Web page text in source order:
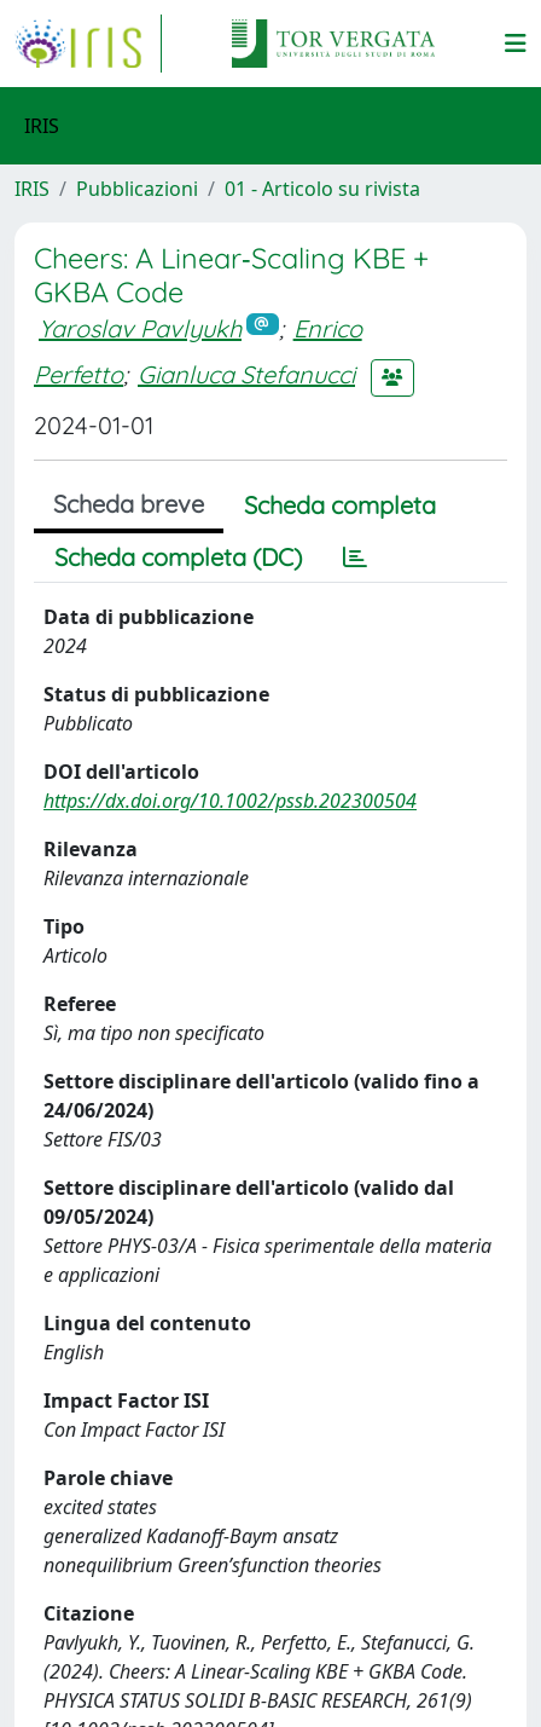
IRIS
IRIS Pubblicazioni 01 - Articolo su rivista
Cheers: A Linear‐Scaling KBE +
GKBA Code
Yaroslav Pavlyukh ; Enrico
Perfetto; Gianluca Stefanucci
2024-01-01
Scheda breve
Scheda completa
Scheda completa (DC)
Data di pubblicazione
2024
Status di pubblicazione
Pubblicato
DOI dell'articolo
https://dx.doi.org/10.1002/pssb.202300504
Rilevanza
Rilevanza internazionale
Tipo
Articolo
Referee
Sì, ma tipo non specificato
Settore disciplinare dell'articolo (valido fino a
24/06/2024)
Settore FIS/03
Settore disciplinare dell'articolo (valido dal
09/05/2024)
Settore PHYS-03/A - Fisica sperimentale della materia
e applicazioni
Lingua del contenuto
English
Impact Factor ISI
Con Impact Factor ISI
Parole chiave
excited states
generalized Kadanoff-Baym ansatz
nonequilibrium Green’sfunction theories
Citazione
Pavlyukh, Y., Tuovinen, R., Perfetto, E., Stefanucci, G.
(2024). Cheers: A Linear‐Scaling KBE + GKBA Code.
PHYSICA STATUS SOLIDI B-BASIC RESEARCH, 261(9)